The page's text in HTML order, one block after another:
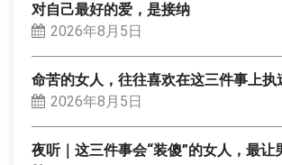
对自己最好的爱，是接纳
2026年8月5日
命苦的女人，往往喜欢在这三件事上执
2026年8月5日
夜听｜这三件事会“装傻”的女人，最让